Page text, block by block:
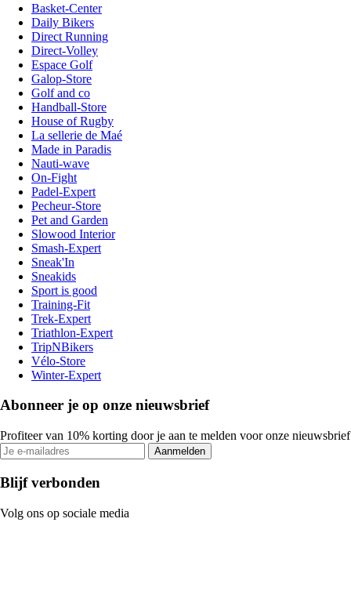
Basket-Center
Daily Bikers
Direct Running
Direct-Volley
Espace Golf
Galop-Store
Golf and co
Handball-Store
House of Rugby
La sellerie de Maé
Made in Paradis
Nauti-wave
On-Fight
Padel-Expert
Pecheur-Store
Pet and Garden
Slowood Interior
Smash-Expert
Sneak'In
Sneakids
Sport is good
Training-Fit
Trek-Expert
Triathlon-Expert
TripNBikers
Vélo-Store
Winter-Expert
Abonneer je op onze nieuwsbrief
Profiteer van 10% korting door je aan te melden voor onze nieuwsbrief
Aanmelden
Blijf verbonden
Volg ons op sociale media